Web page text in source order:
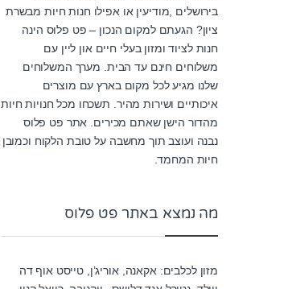
בירושלים ,מודיעין או אפילו חנות חיות מבשרת
ציון? הגעתם למקום הנכון – פט פלוס הינה
חנות לציוד ומזון בעלי חיים און ליין עם
משלוחים חינם עד הבית. מערך המשלוחים
שלנו מגיע לכל מקום בארץ עם מוצרים
איכותיים ושירות מהיר. תשכחו מכל חנויות חיות
מהדור הישן שאתם מכירים. אתר פט פלוס
נבנה ועוצב תוך מחשבה על טובת הלקוח וכמובן
חיות המחמד.
מה נמצא באתר פט פלוס
מזון לכלבים: אקאנה, אוריג’ן, טייסט אוף דה